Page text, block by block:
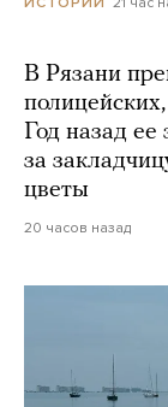
В Рязани
Год назад
за
цветы
20 часов назад